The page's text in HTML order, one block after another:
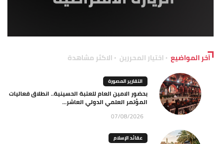
آخر المواضيع اختيار المحررين الاكثر مشاهدة
التقارير المصورة
بحضور الامين العام للعتبة الحسينية.. انطلاق فعاليات
المؤتمر العلمي الدولي العاشر...
07/08/2026
عقائد الإسلام